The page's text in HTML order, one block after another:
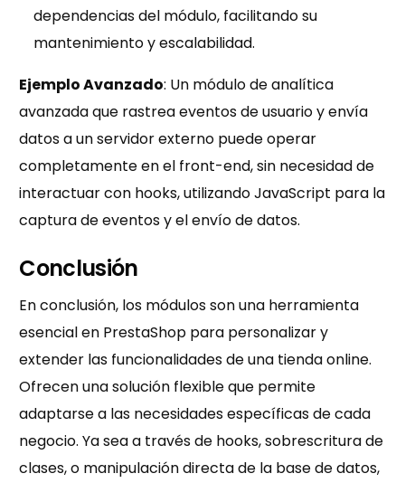
dependencias del módulo, facilitando su
mantenimiento y escalabilidad.
Ejemplo Avanzado: Un módulo de analítica
avanzada que rastrea eventos de usuario y envía
datos a un servidor externo puede operar
completamente en el front-end, sin necesidad de
interactuar con hooks, utilizando JavaScript para la
captura de eventos y el envío de datos.
Conclusión
En conclusión, los módulos son una herramienta
esencial en PrestaShop para personalizar y
extender las funcionalidades de una tienda online.
Ofrecen una solución flexible que permite
adaptarse a las necesidades específicas de cada
negocio. Ya sea a través de hooks, sobrescritura de
clases, o manipulación directa de la base de datos,